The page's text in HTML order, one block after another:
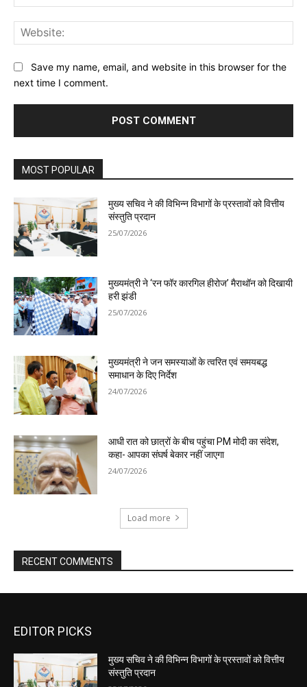
EDITOR PICKS
मुख्य सचिव ने की विभिन्न विभागों के प्रस्तावों को वित्तीय
संस्तुति प्रदान